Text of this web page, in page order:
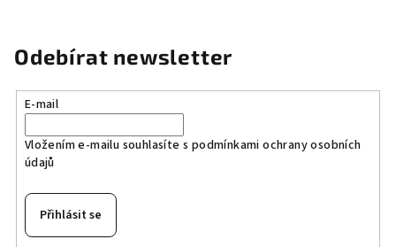
Odebírat newsletter
E-mail
Vložením e-mailu souhlasíte s podmínkami ochrany osobních
údajů
Přihlásit se